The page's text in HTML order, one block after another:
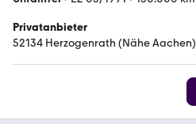
Privatanbieter
52134 Herzogenrath (Nähe Aachen)